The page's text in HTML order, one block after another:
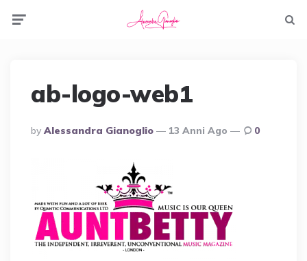
ab-logo-web1
Posted
By
By Alessandra Gianoglio 13 Anni Ago 0